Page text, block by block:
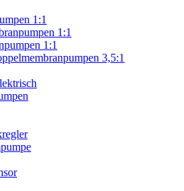
1:1
1:1
1:1
3,5:1